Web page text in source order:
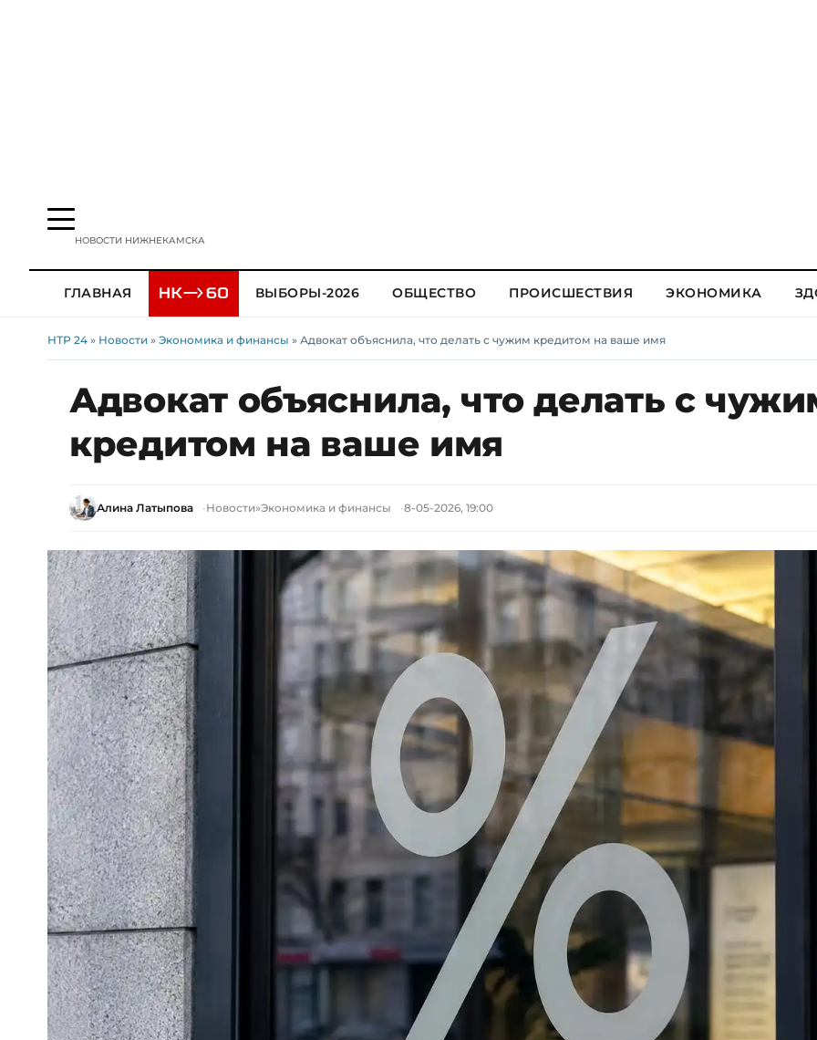
НОВОСТИ НИЖНЕКАМСКА
ГЛАВНАЯ ВЫБОРЫ-2026 ОБЩЕСТВО ПРОИСШЕСТВИЯ ЭКОНОМИКА
НТР 24 » Новости » Экономика и финансы » Адвокат объяснила, что делать с чужим кредитом на ваше имя
Адвокат объяснила, что делать с
кредитом на ваше имя
Алина Латыпова Новости»Экономика и финансы 8-05-2026, 19:00